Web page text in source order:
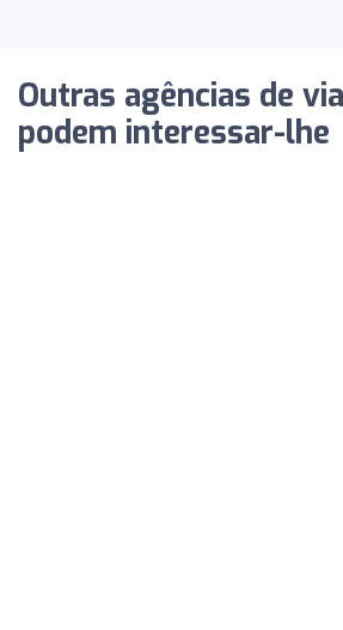
Outras agências de
podem interessar-lhe